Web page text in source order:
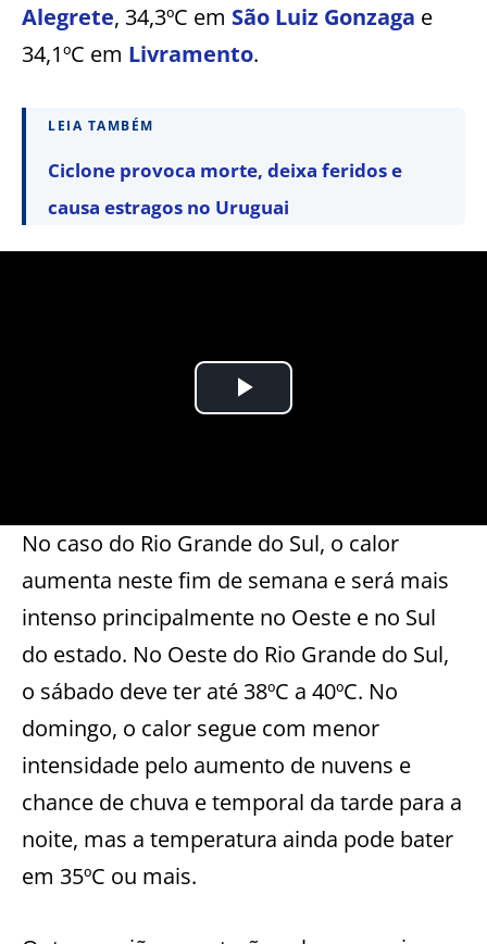
Alegrete, 34,3ºC em São Luiz Gonzaga e
34,1ºC em Livramento.
LEIA TAMBÉM
Ciclone provoca morte, deixa feridos e
causa estragos no Uruguai
No caso do Rio Grande do Sul, o calor
aumenta neste fim de semana e será mais
intenso principalmente no Oeste e no Sul
do estado. No Oeste do Rio Grande do Sul,
o sábado deve ter até 38ºC a 40ºC. No
domingo, o calor segue com menor
intensidade pelo aumento de nuvens e
chance de chuva e temporal da tarde para a
noite, mas a temperatura ainda pode bater
em 35ºC ou mais.